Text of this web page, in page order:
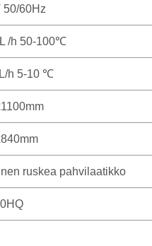
50/60Hz
/h 50-100℃
h 5-10 ℃
ruskea pahvilaatikko